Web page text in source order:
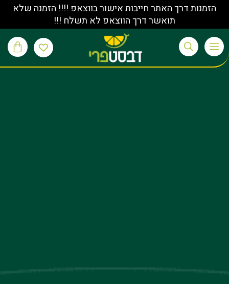
הזמנות דרך האתר חייבות אישור בווצאפ !!!! הזמנה שלא
תואשר דרך הווצאפ לא תשלח !!!